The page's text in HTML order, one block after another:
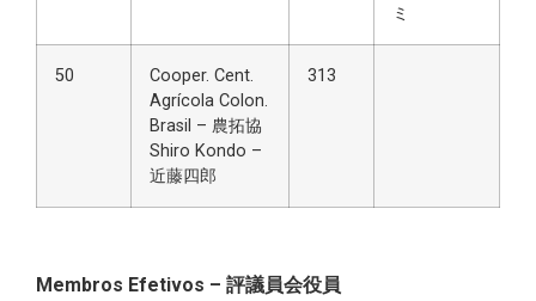
ミ
50
Cooper. Cent.
Agrícola Colon.
Brasil – 農拓協
Shiro Kondo –
近藤四郎
313
Membros Efetivos – 評議員会役員